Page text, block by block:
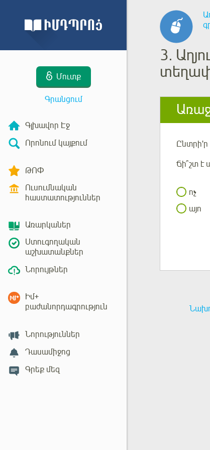
Մուտք
Գրանցում
Գլխավոր Էջ
Որոնում կայքում
ԹՈՓ
Ուսումնական
հաստատություններ
Առարկաներ
Ստուգողական
աշխատանքներ
Նորույթներ
Իմ+
բաժանորդագրություն
Նորություններ
Դասամիջոց
Գրեք մեզ
3.
Ճի՞շտ է
ոչ
այո